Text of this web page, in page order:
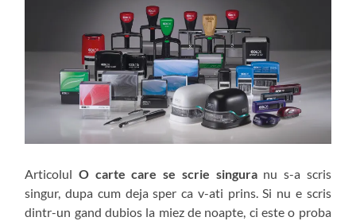
ArticolulO carte care se scrie singuranu s-a scris
singur, dupa cum deja sper ca v-ati prins. Si nu e scris
dintr-un gand dubios la miez de noapte, ci este o proba